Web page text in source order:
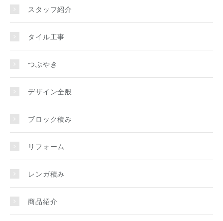
スタッフ紹介
タイル工事
つぶやき
デザイン全般
ブロック積み
リフォーム
レンガ積み
商品紹介